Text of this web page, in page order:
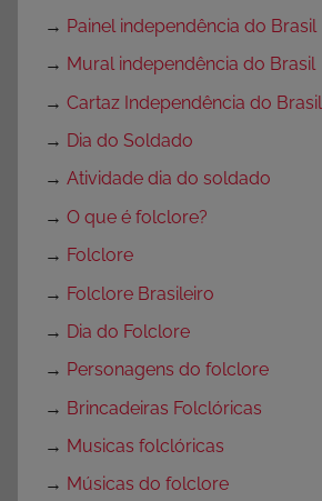
→ Painel independência do Brasil
→ Mural independência do Brasil
→ Cartaz Independência do Brasil
→ Dia do Soldado
→ Atividade dia do soldado
→ O que é folclore?
→ Folclore
→ Folclore Brasileiro
→ Dia do Folclore
→ Personagens do folclore
→ Brincadeiras Folclóricas
→ Musicas folclóricas
→ Músicas do folclore